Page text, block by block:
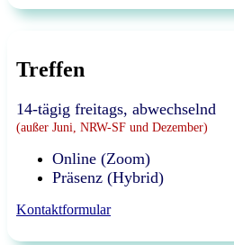
Treffen
14-tägig freitags, abwechselnd
(außer Juni, NRW-SF und Dezember)
Online (Zoom)
Präsenz (Hybrid)
Kontaktformular